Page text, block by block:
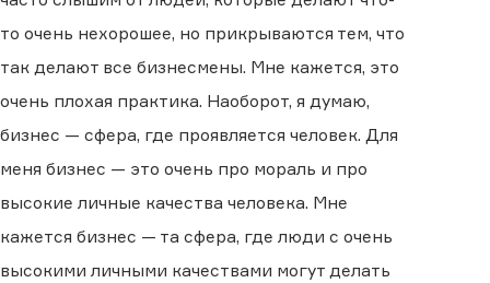
то очень нехорошее, но прикрываются тем, что
так делают все бизнесмены. Мне кажется, это
очень плохая практика. Наоборот, я думаю,
бизнес — сфера, где проявляется человек. Для
меня бизнес — это очень про мораль и про
высокие личные качества человека. Мне
кажется бизнес — та сфера, где люди с очень
высокими личными качествами могут делать